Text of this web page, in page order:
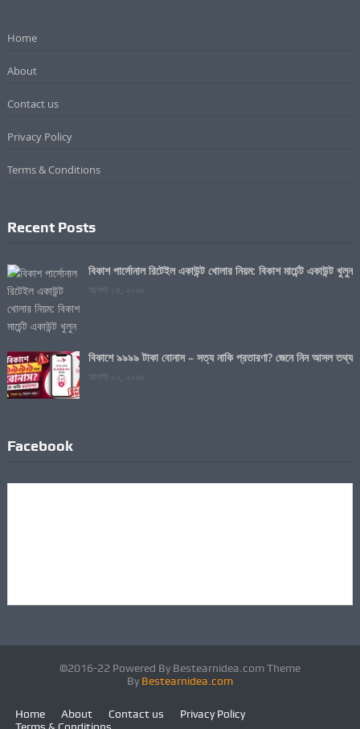
Home
About
Contact us
Privacy Policy
Terms & Conditions
Recent Posts
বিকাশ পার্সোনাল রিটেইল একাউন্ট খোলার নিয়ম: বিকাশ মার্চেন্ট একাউন্ট খুলুন
আগস্ট ০৪, ২০২৬
বিকাশে ৯৯৯৯ টাকা বোনাস – সত্য নাকি প্রতারণা? জেনে নিন আসল তথ্য
আগস্ট ০২, ২০২৬
Facebook
©2016-22 Powered By Bestearnidea.com Theme
By Bestearnidea.com
Home About Contact us
Privacy Policy